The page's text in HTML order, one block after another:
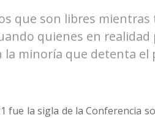
que son libres
quienes en
la minoría que detenta el
fue la sigla de la Conferencia